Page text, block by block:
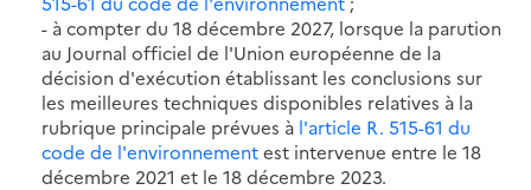
- à compter du 18 décembre 2027, lorsque la parution
au Journal officiel de l'Union européenne de la
décision d'exécution établissant les conclusions sur
les meilleures techniques disponibles relatives à la
rubrique principale prévues à l'article R. 515-61 du
code de l'environnementest intervenue entre le 18
décembre 2021 et le 18 décembre 2023.